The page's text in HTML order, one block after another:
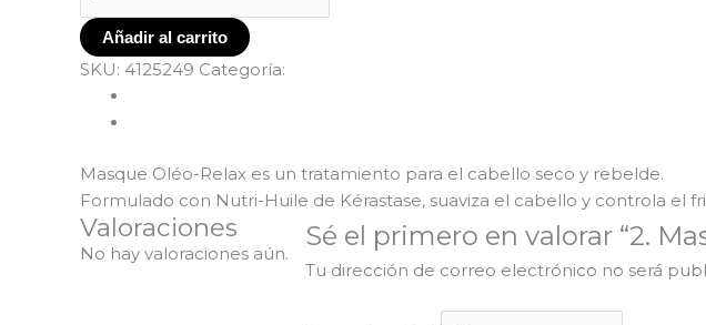
Añadir al carrito
SKU: 4125249 Categoría:
Masque Oléo-Relax es un tratamiento para el cabello seco y rebelde.
Formulado con Nutri-Huile de Kérastase, suaviza el cabello y controla el
Valoraciones
No hay valoraciones aún.
Sé el primero en valorar “2.
Tu dirección de correo electrónico no será